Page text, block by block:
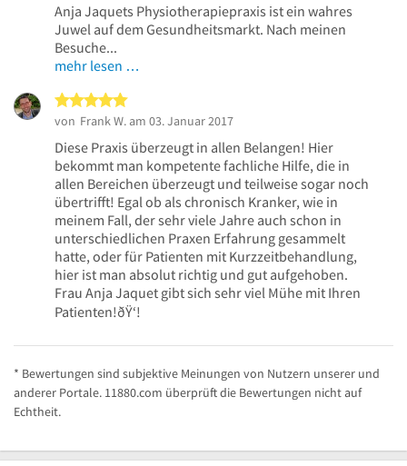
Anja Jaquets Physiotherapiepraxis ist ein wahres
Juwel auf dem Gesundheitsmarkt. Nach meinen
Besuche...
mehr lesen …
von Frank W. am 03. Januar 2017
Diese Praxis überzeugt in allen Belangen! Hier
bekommt man kompetente fachliche Hilfe, die in
allen Bereichen überzeugt und teilweise sogar noch
übertrifft! Egal ob als chronisch Kranker, wie in
meinem Fall, der sehr viele Jahre auch schon in
unterschiedlichen Praxen Erfahrung gesammelt
hatte, oder für Patienten mit Kurzzeitbehandlung,
hier ist man absolut richtig und gut aufgehoben.
Frau Anja Jaquet gibt sich sehr viel Mühe mit Ihren
Patienten!ðŸ‘!
* Bewertungen sind subjektive Meinungen von Nutzern unserer und
anderer Portale. 11880.com überprüft die Bewertungen nicht auf
Echtheit.